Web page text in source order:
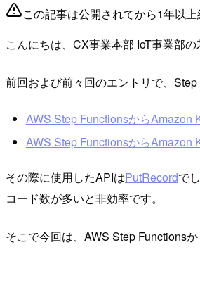
この記事は公開されてから1年以
こんにちは、CX事業本部 IoT事業部の
前回および前々回のエントリで、
AWS Step FunctionsからAmazon
AWS Step FunctionsからAmazon
その際に使用したAPIはPutRecordで
コード数が多いと非効率です。
そこで今回は、AWS Step Functions